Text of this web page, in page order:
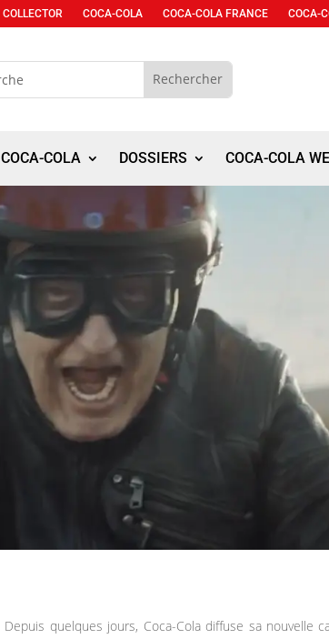
COLLECTOR COCA-COLA COCA-COLA FRANCE COCA-
COCA-COLA DOSSIERS COCA-COLA
Depuis quelques jours, Coca-Cola diffuse sa nouvelle